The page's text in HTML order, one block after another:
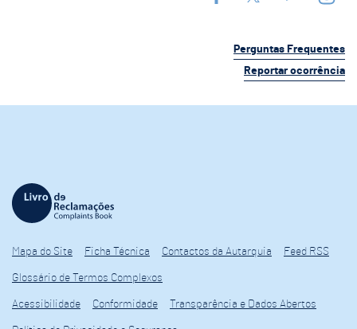
Perguntas Frequentes
Reportar ocorrência
Mapa do Site Ficha Técnica Contactos da Autarquia Feed RSS
Glossário de Termos Complexos
Acessibilidade Conformidade Transparência e Dados Abertos